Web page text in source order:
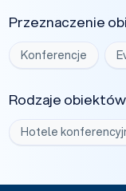
Przeznaczenie
Konferencje
Rodzaje obiektów
Hotele